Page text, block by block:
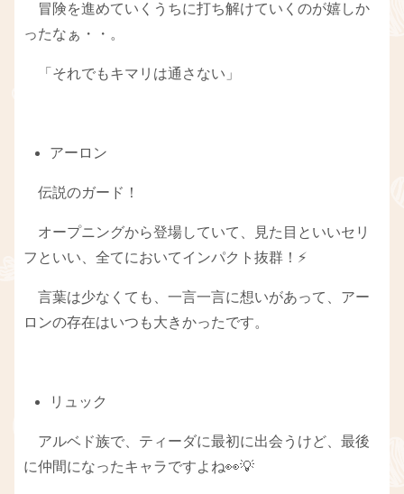
冒険を進めていくうちに打ち解けていくのが嬉しか
ったなぁ・・。
「それでもキマリは通さない」
アーロン
伝説のガード！
オープニングから登場していて、見た目といいセリ
フといい、全てにおいてインパクト抜群！⚡
言葉は少なくても、一言一言に想いがあって、アー
ロンの存在はいつも大きかったです。
リュック
アルベド族で、ティーダに最初に出会うけど、最後
に仲間になったキャラですよね👀💡